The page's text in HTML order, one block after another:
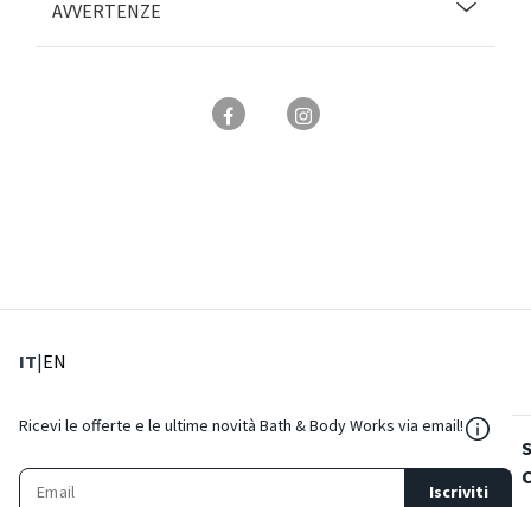
AVVERTENZE
IT: Lingua corrente
|EN
Ricevi le offerte e le ultime novità Bath & Body Works via email!
Iscriviti